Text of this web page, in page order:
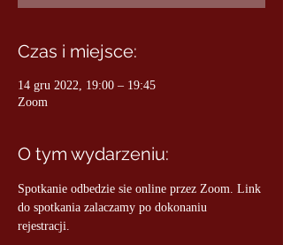
Czas i miejsce:
14 gru 2022, 19:00 – 19:45
Zoom
O tym wydarzeniu:
Spotkanie odbedzie sie online przez Zoom. Link
do spotkania zalaczamy po dokonaniu
rejestracji.